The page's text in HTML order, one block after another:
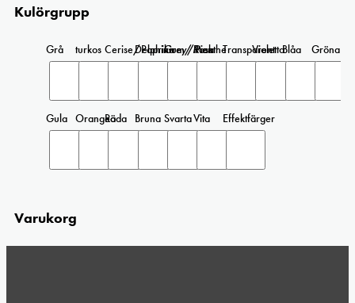
Kulörgrupp
Grå turkos Cerise/Paprika
Delphinium/Menthe
Grey/Pink
Rosa Transparent
ViolettaBlåa Gröna
Gula OrangeaRöda Bruna SvartaVita Effektfärger
Varukorg